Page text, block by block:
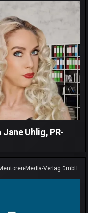
Jane Uhlig, PR-
Mentoren-Media-Verlag GmbH